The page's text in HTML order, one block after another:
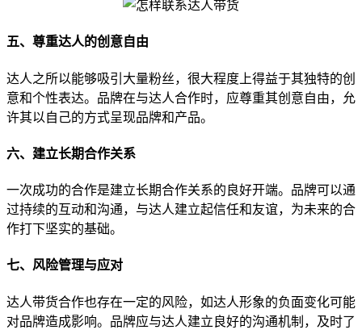
五、尊重达人的创意自由
达人之所以能够吸引大量粉丝，很大程度上得益于其独特的创
意和个性表达。品牌在与达人合作时，应尊重其创意自由，允
许其以自己的方式呈现品牌和产品。
六、建立长期合作关系
一次成功的合作是建立长期合作关系的良好开端。品牌可以通
过持续的互动和沟通，与达人建立起信任和友谊，为未来的合
作打下坚实的基础。
七、风险管理与应对
达人带货合作也存在一定的风险，如达人形象的负面变化可能
对品牌造成影响。品牌应与达人建立良好的沟通机制，及时了